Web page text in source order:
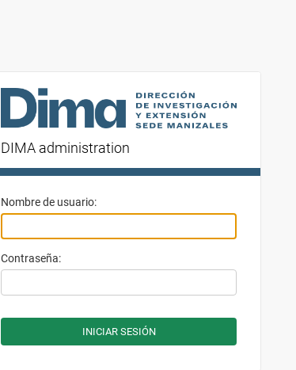
DIMA administration
Nombre de usuario:
Contraseña: